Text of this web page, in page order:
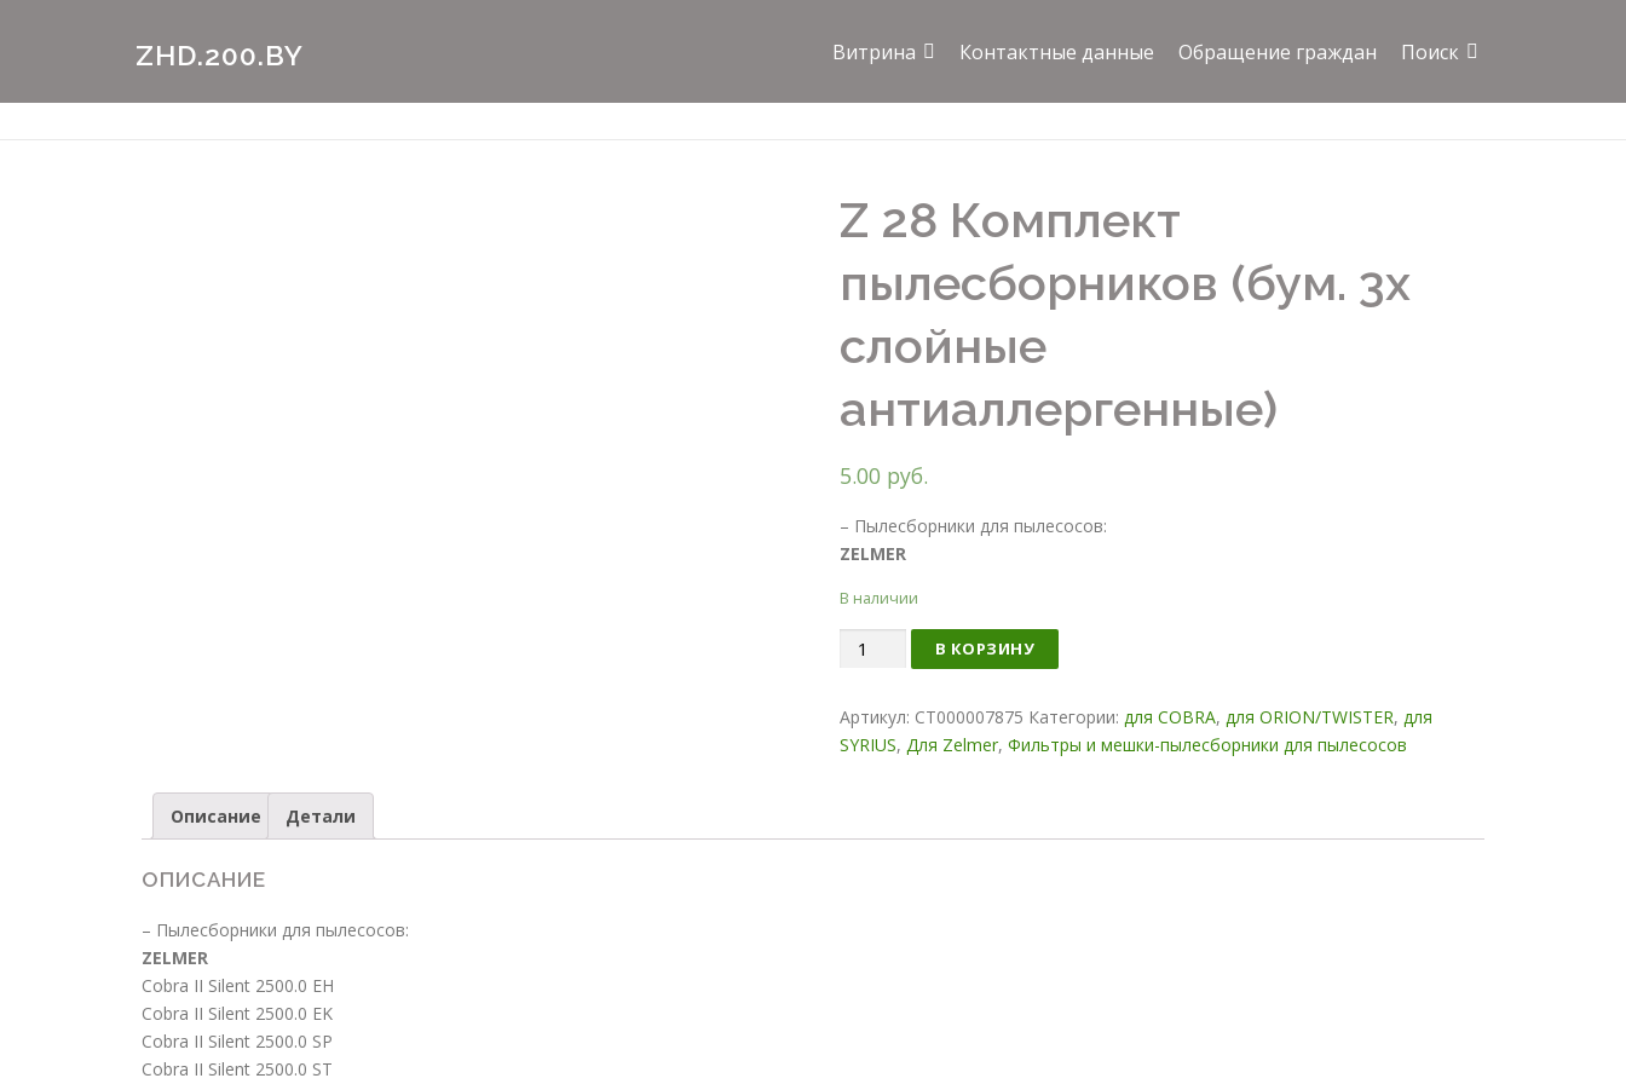
ZHD.200.BY Витрина Контактные данные Обращение граждан Поиск
Z 28 Комплект
пылесборников (бум. 3х
слойные
антиаллергенные)
5.00 руб.
– Пылесборники для пылесосов:
ZELMER
В наличии
КоличествоВ КОРЗИНУ
Артикул: СТ000007875 Категории:для COBRA,для ORION/TWISTER,для
SYRIUS,Для Zelmer,Фильтры и мешки-пылесборники для пылесосов
Описание Детали
ОПИСАНИЕ
– Пылесборники для пылесосов:
ZELMER
Cobra II Silent 2500.0 EH
Cobra II Silent 2500.0 EK
Cobra II Silent 2500.0 SP
Cobra II Silent 2500.0 ST